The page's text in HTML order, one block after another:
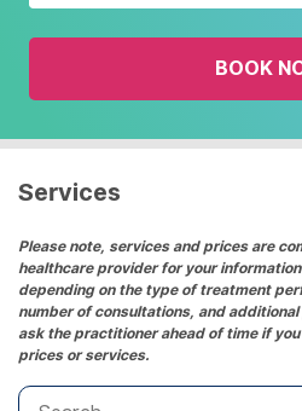
with
the
and
date.
the
question
mark
key
to
get
BOOK
Services
Please note, services and prices are
healthcare provider for your
depending on the type of treatment
number of consultations, and
ask the practitioner ahead of time if
prices or services.